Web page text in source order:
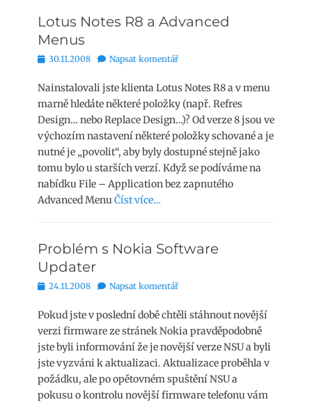
Lotus Notes R8 a Advanced
Menus
Publikováno
30.11.2008 Napsat komentář
Nainstalovali jste klienta Lotus Notes R8 a v menu
marně hledáte některé položky (např. Refres
Design… nebo Replace Design…)? Od verze 8 jsou ve
výchozím nastavení některé položky schované a je
nutné je „povolit“, aby byly dostupné stejně jako
tomu bylo u starších verzí. Když se podíváme na
nabídku File – Application bez zapnutého
Advanced MenuČíst více…
Problém s Nokia Software
Updater
Publikováno
24.11.2008 Napsat komentář
Pokud jste v poslední době chtěli stáhnout novější
verzi firmware ze stránek Nokia pravděpodobně
jste byli informování že je novější verze NSU a byli
jste vyzváni k aktualizaci. Aktualizace proběhla v
požádku, ale po opětovném spuštění NSU a
pokusu o kontrolu novější firmware telefonu vám